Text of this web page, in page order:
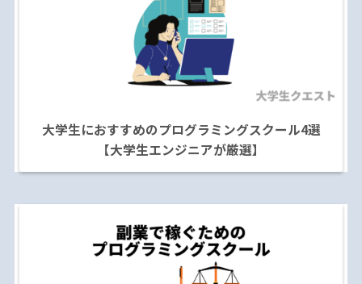
大学生におすすめのプログラミングスクール4選
【大学生エンジニアが厳選】